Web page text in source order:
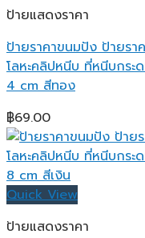
ป้ายแสดงราคา
ป้ายราคาขนมปัง ป้ายรา
โลหะคลิปหนีบ ที่หนีบกระ
4 cm สีทอง
฿69.00
Quick View
ป้ายแสดงราคา